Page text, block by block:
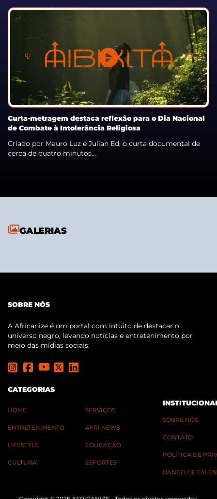
Curta-metragem destaca reflexão para o Dia Nacional
de Combate à Intolerância Religiosa
Criado por Mauro Luz e Julian Ed, o curta documental de
cerca de quatro minutos...
GALERIAS
SOBRE NÓS
A Africanize é um portal com intuito de destacar o
universo negro, levando notícias e entretenimento por
meio das mídias sociais.
CATEGORIAS
HOME
ENTRETENIMENTO
LIFESTYLE
CULTURA
SERVIÇOS
AFRI NEWS
EDUCAÇÃO
ESPORTES
SOBRE NÓS
CONTATO
POLÍTICA DE
BANCO DE